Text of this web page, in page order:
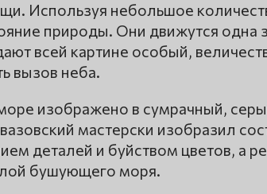
Используя небольшое
природы. Они движутся одна
всей картине особый,
вызов неба.
изображено в сумрачный,
мастерски изобразил
деталей и буйством цветов, а
бушующего моря.